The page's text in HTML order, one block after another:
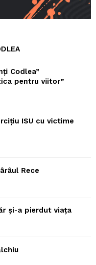
Codlea”
pentru viitor”
ISU cu victime
Rece
și-a pierdut viața